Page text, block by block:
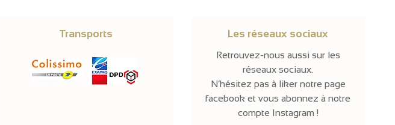
Transports Les réseaux sociaux
Retrouvez-nous aussi sur les
réseaux sociaux.
N’hésitez pas à liker notre page
facebook et vous abonnez à notre
compte Instagram !